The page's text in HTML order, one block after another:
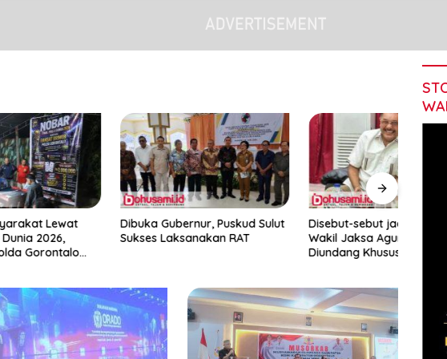
Dibuka Gubernur, Puskud Sulut
Sukses Laksanakan RAT
Disebut-sebut jadi Kandidat
Wakil Jaksa Agung, Santrawan
Diundang Khusus Hashim